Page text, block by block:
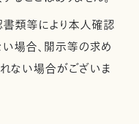
書類等により本人確認
場合、開示等の求め
ない場合がございま